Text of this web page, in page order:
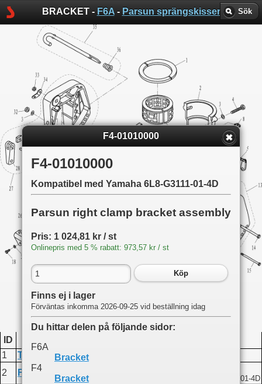
BRACKET - F6A- Parsun sprängskisser Sök
ID
1
T5-01010003
2
F6-01010101
Kompatibel med Yamaha 68D-G3312-01-4D
F4-01010000
F4-01010000
Kompatibel med Yamaha 6L8-G3111-01-4D
Parsun right clamp bracket assembly
Pris: 1 024,81 kr / st
Onlinepris med 5 % rabatt: 973,57 kr / st
Köp
Finns ej i lager
Förväntas inkomma 2026-09-25 vid beställning idag
Du hittar delen på följande sidor:
F6A
Bracket
F4
Bracket